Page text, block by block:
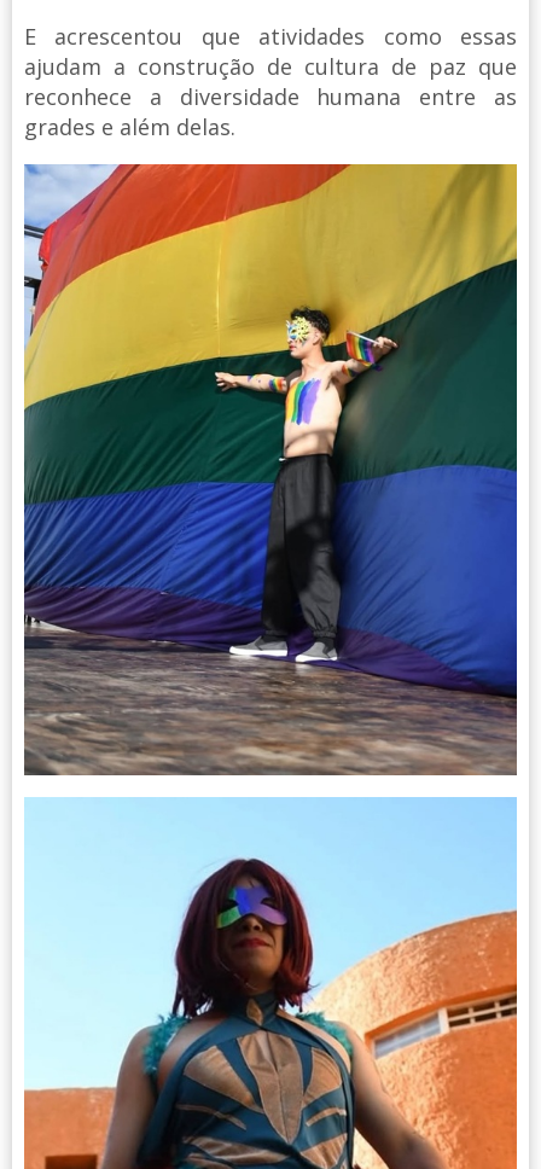
E acrescentou que atividades como essas
ajudam a construção de cultura de paz que
reconhece a diversidade humana entre as
grades e além delas.